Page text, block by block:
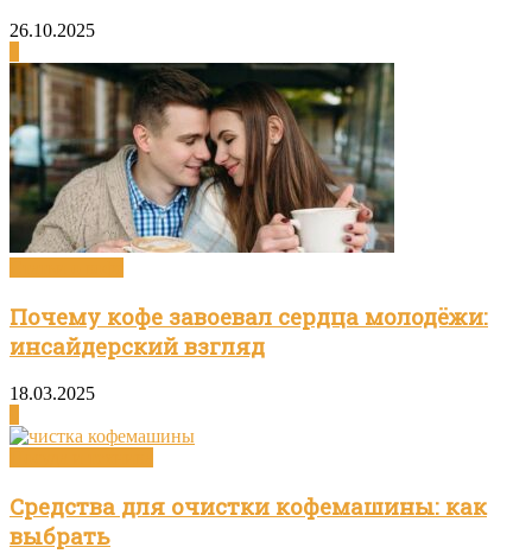
26.10.2025
Почему кофе завоевал сердца молодёжи:
инсайдерский взгляд
18.03.2025
Средства для очистки кофемашины: как
выбрать